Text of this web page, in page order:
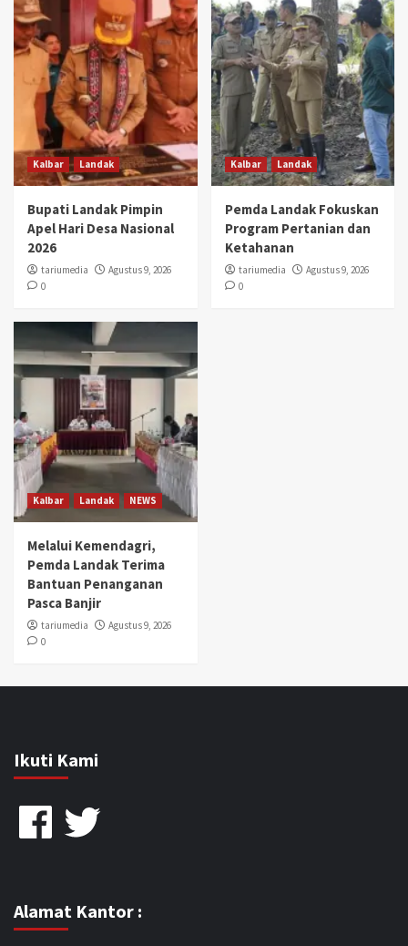
Kalbar Landak
Bupati Landak Pimpin
Apel Hari Desa Nasional
2026
tariumedia
Agustus 9, 2026
0
Kalbar Landak
Pemda Landak Fokuskan
Program Pertanian dan
Ketahanan
tariumedia
Agustus 9, 2026
0
Kalbar Landak NEWS
Melalui Kemendagri,
Pemda Landak Terima
Bantuan Penanganan
Pasca Banjir
tariumedia
Agustus 9, 2026
0
Ikuti Kami
FacebookTwitter
Alamat Kantor :